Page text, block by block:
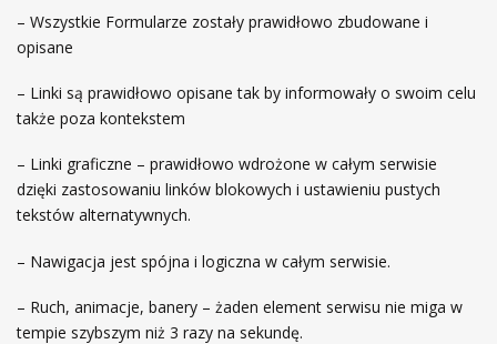
– Wszystkie Formularze zostały prawidłowo zbudowane i
opisane
– Linki są prawidłowo opisane tak by informowały o swoim celu
także poza kontekstem
– Linki graficzne – prawidłowo wdrożone w całym serwisie
dzięki zastosowaniu linków blokowych i ustawieniu pustych
tekstów alternatywnych.
– Nawigacja jest spójna i logiczna w całym serwisie.
– Ruch, animacje, banery – żaden element serwisu nie miga w
tempie szybszym niż 3 razy na sekundę.